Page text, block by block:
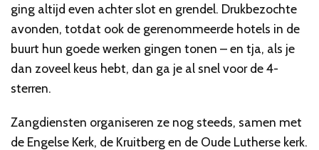
ging altijd even achter slot en grendel. Drukbezochte
avonden, totdat ook de gerenommeerde hotels in de
buurt hun goede werken gingen tonen – en tja, als je
dan zoveel keus hebt, dan ga je al snel voor de 4-
sterren.
Zangdiensten organiseren ze nog steeds, samen met
de Engelse Kerk, de Kruitberg en de Oude Lutherse kerk.